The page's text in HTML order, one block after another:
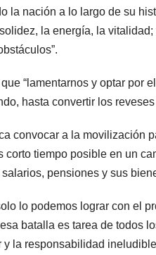
la nación a lo largo de su
la energía, la
“lamentarnos y optar por
hasta convertir los reveses
convocar a la movilización
corto tiempo posible en un
pensiones y sus
lo podemos lograr con el
batalla es tarea de todos
y la responsabilidad